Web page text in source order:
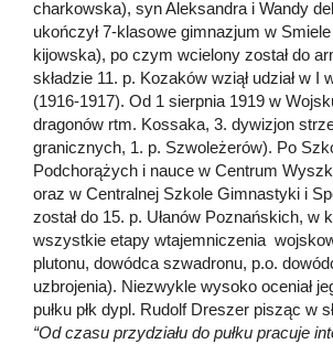
charkowska), syn Aleksandra i Wandy
ukończył 7-klasowe gimnazjum w
kijowska), po czym wcielony został do
składzie 11. p. Kozaków wziął udział w I
(1916-1917). Od 1 sierpnia 1919 w
dragonów rtm. Kossaka, 3. dywizjon
granicznych, 1. p. Szwoleżerów). Po
Podchorążych i nauce w Centrum
oraz w Centralnej Szkole Gimnastyki i
został do 15. p. Ułanów Poznańskich, w
wszystkie etapy wtajemniczenia
plutonu, dowódca szwadronu, p.o.
uzbrojenia). Niezwykle wysoko oceniał
pułku płk dypl. Rudolf Dreszer pisząc w
“Od czasu przydziału do pułku pracuje